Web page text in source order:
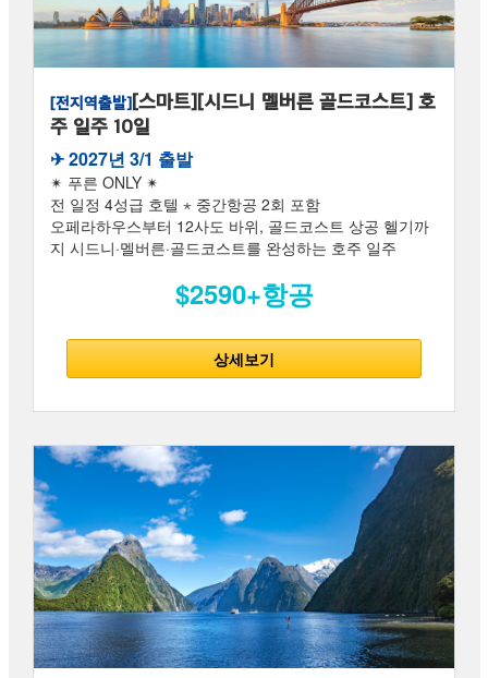
[전지역출발][스마트][시드니 멜버른 골드코스트] 호
주 일주 10일
✈︎ 2027년 3/1 출발
✴ 푸른 ONLY ✴
전 일정 4성급 호텔 ⋆ 중간항공 2회 포함
오페라하우스부터 12사도 바위, 골드코스트 상공 헬기까
지 시드니·멜버른·골드코스트를 완성하는 호주 일주
$2590+항공
상세보기